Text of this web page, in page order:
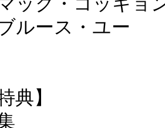
ルース・ユー
典】